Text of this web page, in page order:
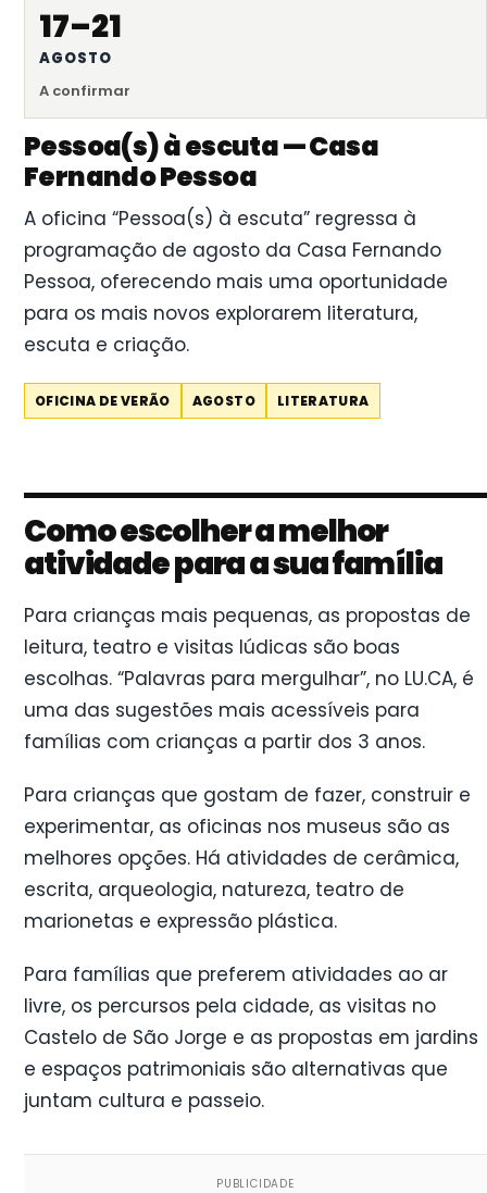
17–21
AGOSTO
A confirmar
Pessoa(s) à escuta — Casa
Fernando Pessoa
A oficina “Pessoa(s) à escuta” regressa à
programação de agosto da Casa Fernando
Pessoa, oferecendo mais uma oportunidade
para os mais novos explorarem literatura,
escuta e criação.
OFICINA DE VERÃO AGOSTO LITERATURA
Como escolher a melhor
atividade para a sua família
Para crianças mais pequenas, as propostas de
leitura, teatro e visitas lúdicas são boas
escolhas. “Palavras para mergulhar”, no LU.CA, é
uma das sugestões mais acessíveis para
famílias com crianças a partir dos 3 anos.
Para crianças que gostam de fazer, construir e
experimentar, as oficinas nos museus são as
melhores opções. Há atividades de cerâmica,
escrita, arqueologia, natureza, teatro de
marionetas e expressão plástica.
Para famílias que preferem atividades ao ar
livre, os percursos pela cidade, as visitas no
Castelo de São Jorge e as propostas em jardins
e espaços patrimoniais são alternativas que
juntam cultura e passeio.
PUBLICIDADE